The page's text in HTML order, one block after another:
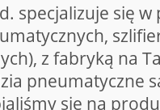
specjalizuje się
z fabryką na
pneumatyczne
się na